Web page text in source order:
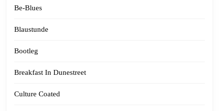
Be-Blues
Blaustunde
Bootleg
Breakfast In Dunestreet
Culture Coated